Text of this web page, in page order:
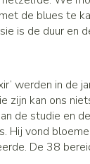
koud
en
de blues te
is de duur en
werden in
zijn kan ons
de studie en
Hij vond
De 38